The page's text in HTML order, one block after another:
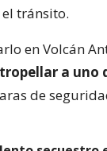
tránsito.
en Volcán
a uno
de